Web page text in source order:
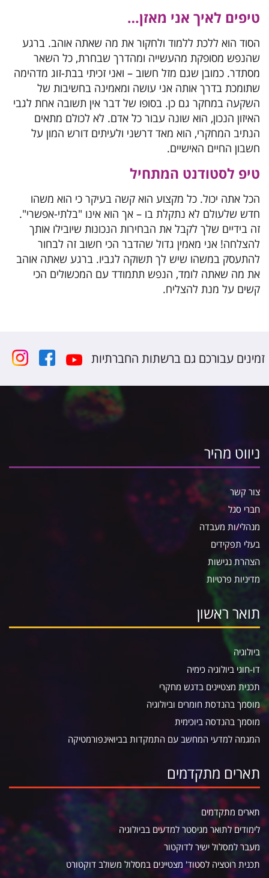
טיפים לאיך אני מאזן…
הסוד הוא ללכת ללמוד ולחקור את מה שאתה אוהב. ברגע
שהנפש מסופקת מהעשייה ומהדרך שבחרת, כל השאר
מסתדר. כמובן שגם מזל חשוב – ואני זכיתי בבת-זוג מדהימה
שתומכת בדרך אותה אני עושה ומאמינה בחשיבות של
השקעה במחקר גם כן. בסופו של דבר אין תשובה אחת לגבי
האיזון הנכון, הוא שונה עבור כל אדם. לא לכולם מתאים
הנתיב המחקרי, הוא מאד דרשני ולעיתים דורש המון על
חשבון החיים האישיים.
טיפ לסטודנט המתחיל
הכל אתה יכול. כל מקצוע הוא קשה בעיקר כי הוא משהו
חדש שלעולם לא נתקלת בו – אך הוא אינו "בלתי-אפשרי".
זה בידיים שלך לקבל את הבחירות הנכונות שיובילו אותך
להצלחה! אני מאמין גדול שהדבר הכי חשוב זה לבחור
להתעסק במשהו שיש לך תשוקה לגביו. ברגע שאתה אוהב
את מה שאתה לומד, הנפש תתמודד עם המכשולים הכי
קשים על מנת להצליח.
זמינים עבורכם גם ברשתות החברתיות
ניווט מהיר
צור קשר
חברי סגל
מנהלי/ות מעבדה
בעלי תפקידים
הצהרת נגישות
מדיניות פרטיות
תואר ראשון
ביולוגיה
דו-חוגי ביולוגיה כימיה
תכנית מצטיינים בדגש מחקרי
מוסמך בהנדסת חומרים וביולוגיה
מוסמך בהנדסה ביוכימית
המגמה למדעי המחשב עם התמקדות בביואינפורמטיקה
תארים מתקדמים
תארים מתקדמים
לימודים לתואר מגיסטר למדעים בביולוגיה
מעבר למסלול ישיר לדוקטור
תכנית רוטציה לסטוד' מצטיינים במסלול משולב דוקטורט